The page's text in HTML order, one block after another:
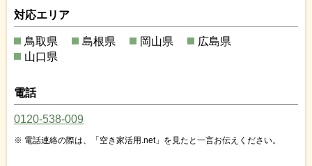
対応エリア
鳥取県 島根県 岡山県
広島県
山口県
電話
0120-538-009
電話連絡の際は、「空き家活用.net」を見たと一言お伝えください。